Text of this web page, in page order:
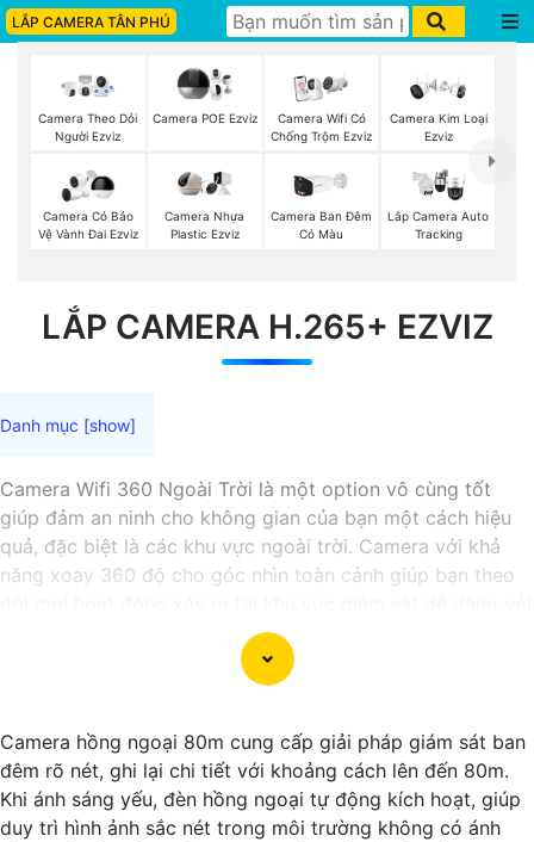
LẮP CAMERA TÂN PHÚ
Camera Theo Dỏi
Người Ezviz
Camera POE Ezviz
Camera Wifi Có
Chống Trộm Ezviz
Camera Kim Loại
Ezviz
Camera Có Bảo
Vệ Vành Đai Ezviz
Camera Nhựa
Plastic Ezviz
Camera Ban Đêm
Có Màu
Lắp Camera Auto
Tracking
LẮP CAMERA H.265+ EZVIZ
Camera Wifi 360 Ngoài Trời là một option vô cùng tốt
giúp đảm an ninh cho không gian của bạn một cách hiệu
quả, đặc biệt là các khu vực ngoài trời. Camera với khả
năng xoay 360 độ cho góc nhìn toàn cảnh giúp bạn theo
các chi tiết trong khung hình sẽ được thể hiện rõ ràng.
Camera được thiết kế chắc chắn, chống nước và chống
thời tiết. ️Với camera wifi 360 ngoài trời, bạn có thể yên
tâm mà không cần lo lắng về việc bị xâm nhập hoặc mất
trội tài sản.
Camera hồng ngoại 80m cung cấp giải pháp giám sát ban
đêm rõ nét, ghi lại chi tiết với khoảng cách lên đến 80m.
Khi ánh sáng yếu, đèn hồng ngoại tự động kích hoạt, giúp
duy trì hình ảnh sắc nét trong môi trường không có ánh